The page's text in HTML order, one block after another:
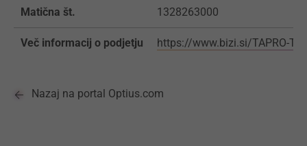
Matična št. 1328263000
Več informacij o podjetju https://www.bizi.si/TAPRO-
Nazaj na portal Optius.com